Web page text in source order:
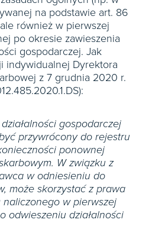
na podstawie art. 86
również w pierwszej
po okresie zawieszenia
gospodarczej. Jak
indywidualnej Dyrektora
z 7 grudnia 2020 r.
gospodarczej
przywrócony do rejestru
ponownej
W związku z
w odniesieniu do
może skorzystać z prawa
w pierwszej
odwieszeniu działalności